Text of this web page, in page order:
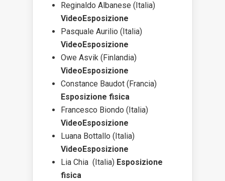
Reginaldo Albanese (Italia)
VideoEsposizione
Pasquale Aurilio (Italia)
VideoEsposizione
Owe Asvik (Finlandia)
VideoEsposizione
Constance Baudot (Francia)
Esposizione fisica
Francesco Biondo (Italia)
VideoEsposizione
Luana Bottallo (Italia)
VideoEsposizione
Lia Chia (Italia) Esposizione
fisica